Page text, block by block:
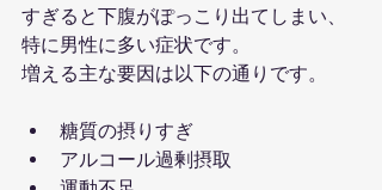
すぎると下腹がぽっこり出てしまい、
特に男性に多い症状です。
増える主な要因は以下の通りです。
糖質の摂りすぎ
アルコール過剰摂取